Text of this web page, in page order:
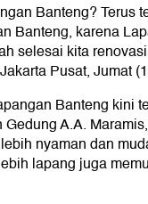
Banteng? Terus
Banteng, karena
selesai kita
Pusat, Jumat
Banteng kini
A.A.
nyaman dan
lapang juga